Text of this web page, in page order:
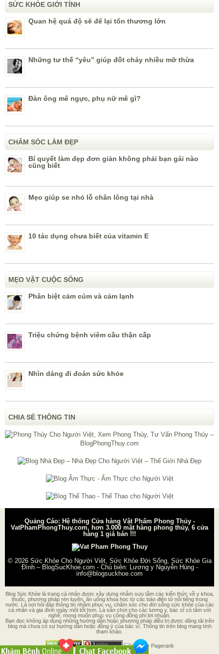
SỨC KHỎE GIỚI TÍNH
Quan hệ quá độ sẽ để lại tổn thương lớn
Những tư thế “yêu” giúp đốt cháy nhiều mỡ thừa
Đàn ông mê ngực, phụ nữ mê gì?
CHĂM SÓC LÀM ĐẸP
Bí quyết làm đẹp đơn giản không phải bạn gái nào
cũng biết
Mẹo giúp se nhỏ lỗ chân lông tại nhà
10 tác dụng chưa biết của vitamin E
MẸO VẶT CUỘC SỐNG
Phân biệt cảm cúm và cảm lạnh
Triệu chứng bệnh viêm cầu thận cấp
Nhìn dáng đi đoán sức khỏe
CHIA SẺ THÔNG TIN
Quảng Cáo: Hệ thống Cửa hàng Vật Phẩm Phong Thủy -
VatPhamPhongThuy.com, hơn 3.000 mặt hàng phong thủy, 6 cửa
hàng 1 giá bán !!!
© 2026 Sức Khỏe Cho Người Việt, Sức Khỏe Đời Sống, Sức Khỏe Gia
Đình – BlogSucKhoe.com - Chủ biên: Lương y Nguyễn Hùng-
info@blogsuckhoe.com
Blog Sức Khỏe là trang cá nhân được xây dựng nhằm sưu tầm các kiến thức về y khoa,
thuốc, phương pháp rèn luyện, ăn uống khoa học từ các báo điện tử nổi tiếng trong
nước. Là nơi hỏi đáp thông tin nhằm phục vụ, chăm sóc cho đời sống sức khỏe của các
cá nhân và gia đình ngày một tốt hơn. Là sân chơi cho các lương y, bác sĩ có tâm với
nghề, mong muốn phục vụ cộng đồng phi lợi nhuận.
Bạn đọc không áp dụng những hướng dẫn hoặc phương pháp điều trị được đăng tải trên
blog mà chưa có sự hướng dẫn hoặc đồng ý của bác sĩ. Thông tin trên blog mang tính
tham khảo.